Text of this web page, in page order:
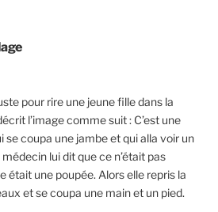
pour rire une jeune fille dans la
l’image comme suit : C’est une
se coupa une jambe et qui alla voir un
lui dit que ce n’était pas
était une poupée. Alors elle repris la
et se coupa une main et un pied.